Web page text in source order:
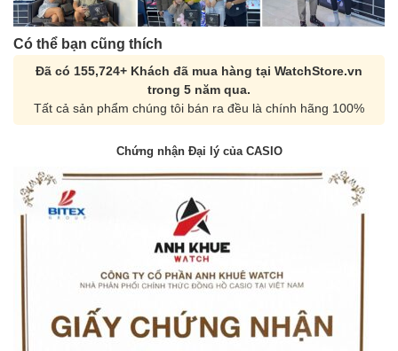
Có thể bạn cũng thích
Đã có 155,724+ Khách đã mua hàng tại WatchStore.vn
trong 5 năm qua.
Tất cả sản phẩm chúng tôi bán ra đều là chính hãng 100%
Chứng nhận Đại lý của CASIO